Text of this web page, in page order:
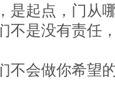
是起点，门从
不是没有责任
不会做你希望